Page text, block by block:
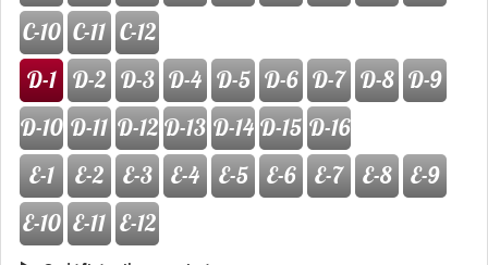
C-10 C-11 C-12
D-1 D-2 D-3 D-4 D-5 D-6 D-7 D-8 D-9
D-10 D-11 D-12 D-13 D-14 D-15 D-16
E-1
E-2 E-3 E-4 E-5 E-6 E-7 E-8
E-9
E-10 E-11 E-12